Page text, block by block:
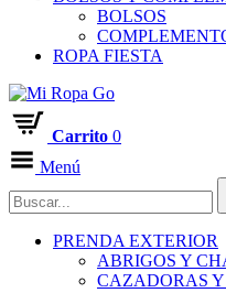
BOLSOS
ROPA FIESTA
Carrito 0
Menú
PRENDA EXTERIOR
ABRIGOS Y
CAZADORAS